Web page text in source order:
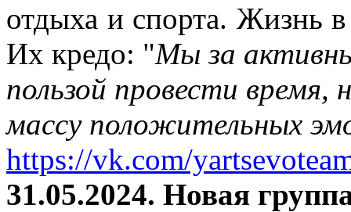
отдыха и спорта. Жизнь
Их кредо: "Мы за
пользой провести время,
массу положительных
https://vk.com/
31.05.2024. Новая